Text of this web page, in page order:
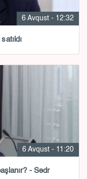
6 Avqust - 12:32
6 Avqust - 11:20
- Sədr